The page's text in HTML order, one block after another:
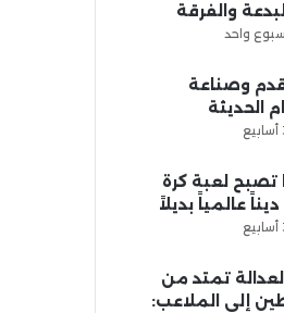
والفرقة
واحد
وصناعة
الحديثة
تصبح لعبة كرة
ديناً عالمياً بديلاً
تمتد من
إلى الملاعب: